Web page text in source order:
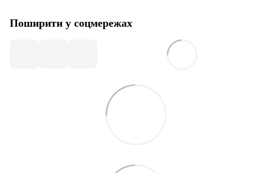
Поширити у соцмережах